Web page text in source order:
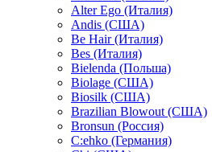
Alter Ego (Италия)
Andis (США)
Be Hair (Италия)
Bes (Италия)
Bielenda (Польша)
Biolage (США)
Biosilk (США)
Brazilian Blowout (США)
Bronsun (Россия)
C:ehko (Германия)